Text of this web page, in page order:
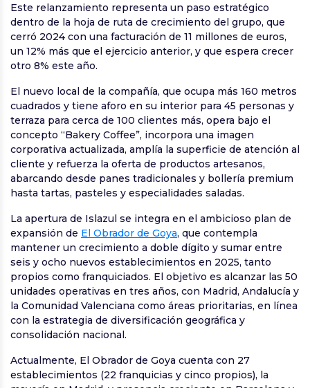
Este relanzamiento representa un paso estratégico
dentro de la hoja de ruta de crecimiento del grupo, que
cerró 2024 con una facturación de 11 millones de euros,
un 12% más que el ejercicio anterior, y que espera crecer
otro 8% este año.
El nuevo local de la compañía, que ocupa más 160 metros
cuadrados y tiene aforo en su interior para 45 personas y
terraza para cerca de 100 clientes más, opera bajo el
concepto “Bakery Coffee”, incorpora una imagen
corporativa actualizada, amplía la superficie de atención al
cliente y refuerza la oferta de productos artesanos,
abarcando desde panes tradicionales y bollería premium
hasta tartas, pasteles y especialidades saladas.
La apertura de Islazul se integra en el ambicioso plan de
expansión de El Obrador de Goya, que contempla
mantener un crecimiento a doble dígito y sumar entre
seis y ocho nuevos establecimientos en 2025, tanto
propios como franquiciados. El objetivo es alcanzar las 50
unidades operativas en tres años, con Madrid, Andalucía y
la Comunidad Valenciana como áreas prioritarias, en línea
con la estrategia de diversificación geográfica y
consolidación nacional.
Actualmente, El Obrador de Goya cuenta con 27
establecimientos (22 franquicias y cinco propios), la